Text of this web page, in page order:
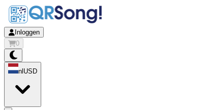
Inloggen
0
nl USD